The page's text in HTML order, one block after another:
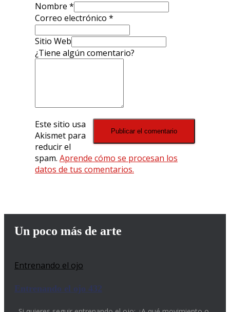
Nombre *
Correo electrónico *
Sitio Web
¿Tiene algún comentario?
Este sitio usa
Akismet para
reducir el
spam. Aprende cómo se procesan los
datos de tus comentarios.
Un poco más de arte
Entrenando el ojo
Entrenando el ojo 432